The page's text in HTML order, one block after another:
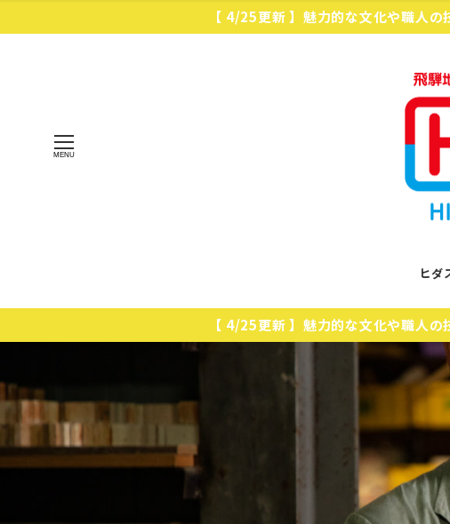
【 4/25更新 】魅力的な文化や職人
MENU
ヒダ
【 4/25更新 】魅力的な文化や職人